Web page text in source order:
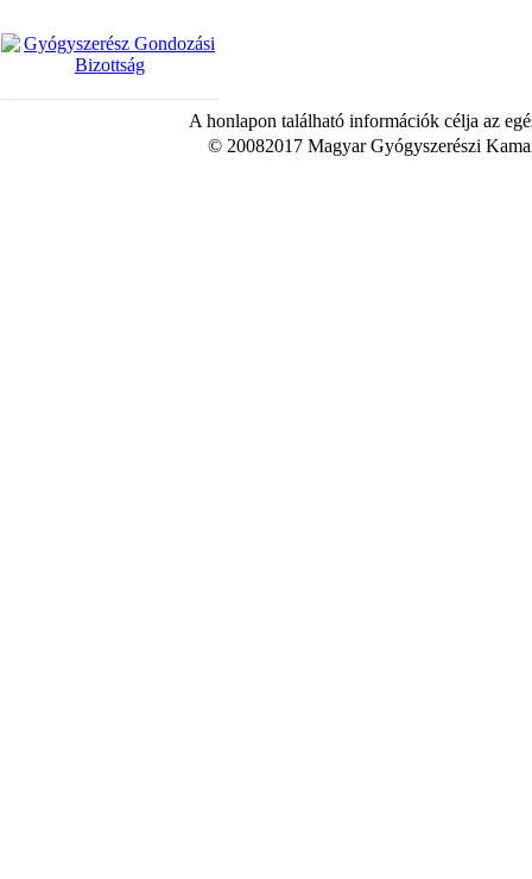
A honlapon található információk célja az
© 20082017 Magyar Gyógyszerészi